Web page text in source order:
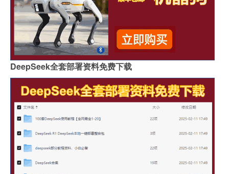
DeepSeek全套部署资料免费下载